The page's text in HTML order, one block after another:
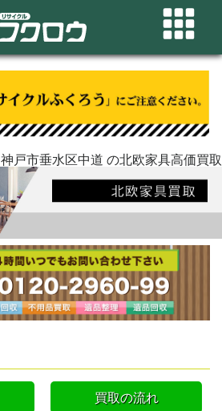
神戸市垂水区中道 の北欧家具高価買取
買取の流れ